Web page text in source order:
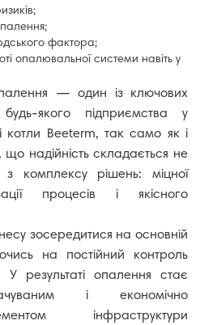
фактора;
опалювальної системи навіть у
— один із ключових
будь-якого підприємства у
котли Beeterm, так само як і
надійність складається не
комплексу рішень: міцної
процесів і якісного
зосередитися на основній
на постійний контроль
У результаті опалення стає
і економічно
інфраструктури